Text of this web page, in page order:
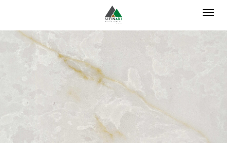
Skip to main navigation
Skip to main content
Skip to page footer